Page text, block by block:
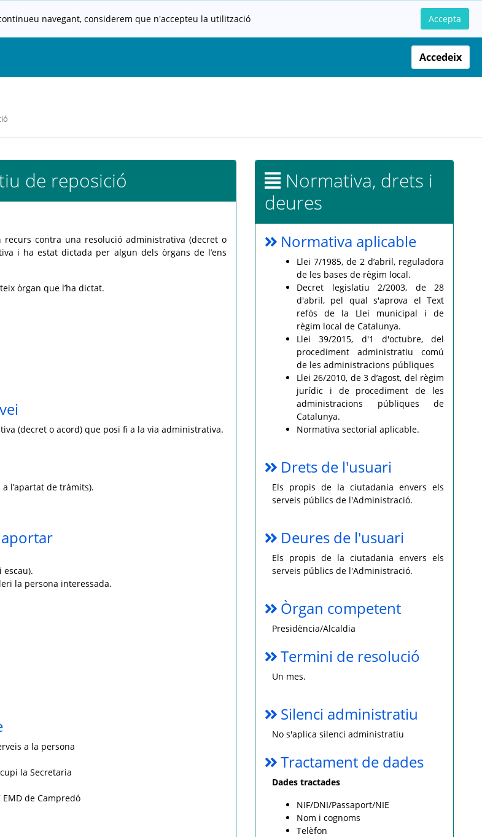
navegant, considerem que n'accepteu la utilització Accepta
Accedeix
de reposició
contra una resolució administrativa (decret o
i ha estat dictada per algun dels òrgans de l’ens
òrgan que l’ha dictat.
(decret o acord) que posi fi a la via administrativa.
l’apartat de tràmits).
escau).
la persona interessada.
a la persona
la Secretaria
de Campredó
Normativa, drets i
deures
Normativa aplicable
Llei 7/1985, de 2 d’abril, reguladora
de les bases de règim local.
Decret legislatiu 2/2003, de 28
d'abril, pel qual s'aprova el Text
refós de la Llei municipal i de
règim local de Catalunya.
Llei 39/2015, d'1 d'octubre, del
procediment administratiu comú
de les administracions públiques
Llei 26/2010, de 3 d’agost, del règim
jurídic i de procediment de les
administracions públiques de
Catalunya.
Normativa sectorial aplicable.
Drets de l'usuari
Els propis de la ciutadania envers els
serveis públics de l'Administració.
Deures de l'usuari
Els propis de la ciutadania envers els
serveis públics de l'Administració.
Òrgan competent
Presidència/Alcaldia
Termini de resolució
Un mes.
Silenci administratiu
No s'aplica silenci administratiu
Tractament de dades
Dades tractades
NIF/DNI/Passaport/NIE
Nom i cognoms
Telèfon